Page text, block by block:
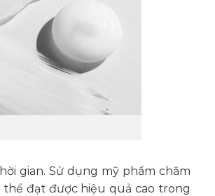
gian. Sử dụng mỹ phẩm chăm
thể đạt được hiệu quả cao trong